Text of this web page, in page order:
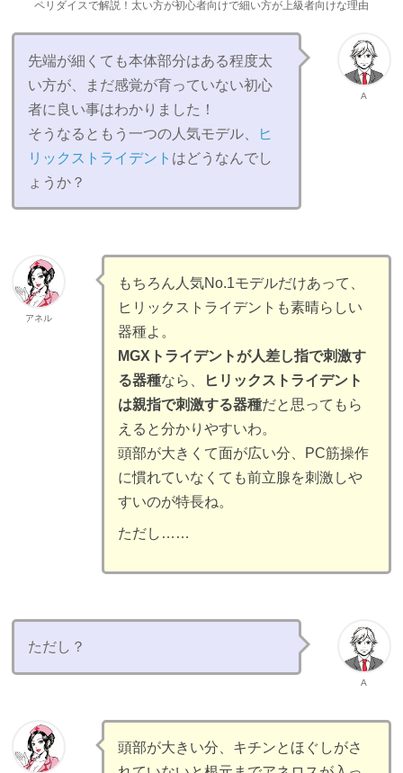
ペリダイスで解説！太い方が初心者向けで細い方が上級者向けな理由
A
先端が細くても本体部分はある程度太
い方が、まだ感覚が育っていない初心
者に良い事はわかりました！
そうなるともう一つの人気モデル、
ヒ
リックストライデント はどうなんでし
ょうか？
アネル
もちろん人気No.1モデルだけあって、
ヒリックストライデントも素晴らしい
器種よ。
MGXトライデントが人差し指で刺激す
る器種なら、
ヒリックストライデント
は親指で刺激する器種だと思ってもら
えると分かりやすいわ。
頭部が大きくて面が広い分、PC筋操作
に慣れていなくても前立腺を刺激しや
すいのが特長ね。
ただし……
A
ただし？
頭部が大きい分、キチンとほぐしがさ